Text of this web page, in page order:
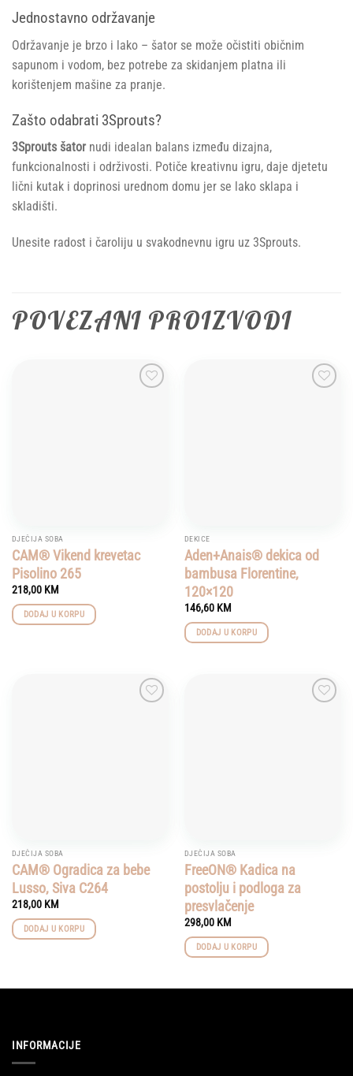
Jednostavno održavanje
Održavanje je brzo i lako – šator se može očistiti običnim
sapunom i vodom, bez potrebe za skidanjem platna ili
korištenjem mašine za pranje.
Zašto odabrati 3Sprouts?
3Sprouts šator nudi idealan balans između dizajna,
funkcionalnosti i održivosti. Potiče kreativnu igru, daje djetetu
lični kutak i doprinosi urednom domu jer se lako sklapa i
skladišti.
Unesite radost i čaroliju u svakodnevnu igru uz 3Sprouts.
POVEZANI PROIZVODI
DJEČIJA SOBA
CAM® Vikend krevetac
Pisolino 265
218,00 KM
DODAJ U KORPU
DEKICE
Aden+Anais® dekica od
bambusa Florentine,
120×120
146,60 KM
DODAJ U KORPU
DJEČIJA SOBA
CAM® Ogradica za bebe
Lusso, Siva C264
218,00 KM
DODAJ U KORPU
DJEČIJA SOBA
FreeON® Kadica na
postolju i podloga za
presvlačenje
298,00 KM
DODAJ U KORPU
INFORMACIJE